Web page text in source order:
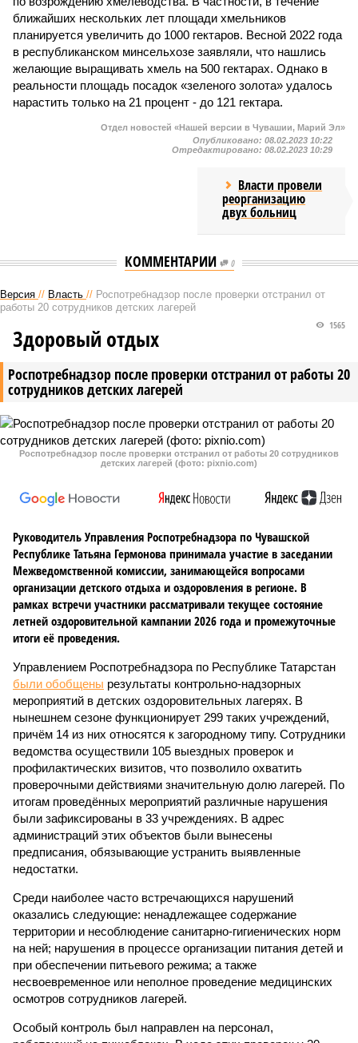
ближайших нескольких лет площади хмельников
планируется увеличить до 1000 гектаров. Весной 2022 года
в республиканском минсельхозе заявляли, что нашлись
желающие выращивать хмель на 500 гектарах. Однако в
реальности площадь посадок «зеленого золота» удалось
нарастить только на 21 процент - до 121 гектара.
Отдел новостей «Нашей версии в Чувашии, Марий Эл»
Опубликовано: 08.02.2023 10:22
Отредактировано: 08.02.2023 10:29
Власти провели
реорганизацию
двух больниц
КОММЕНТАРИИ 0
Версия // Власть // Роспотребнадзор после проверки отстранил от
работы 20 сотрудников детских лагерей
Роспотребнадзор после проверки отстранил от работы 20
сотрудников детских лагерей
1565
Здоровый отдых
Роспотребнадзор после проверки отстранил от работы 20 сотрудников
детских лагерей (фото: pixnio.com)
Руководитель Управления Роспотребнадзора по Чувашской
Республике Татьяна Гермонова принимала участие в заседании
Межведомственной комиссии, занимающейся вопросами
организации детского отдыха и оздоровления в регионе. В
рамках встречи участники рассматривали текущее состояние
летней оздоровительной кампании 2026 года и промежуточные
итоги её проведения.
Управлением Роспотребнадзора по Республике Татарстан
были обобщены результаты контрольно-надзорных
мероприятий в детских оздоровительных лагерях. В
нынешнем сезоне функционирует 299 таких учреждений,
причём 14 из них относятся к загородному типу. Сотрудники
ведомства осуществили 105 выездных проверок и
профилактических визитов, что позволило охватить
проверочными действиями значительную долю лагерей. По
итогам проведённых мероприятий различные нарушения
были зафиксированы в 33 учреждениях. В адрес
администраций этих объектов были вынесены
предписания, обязывающие устранить выявленные
недостатки.
Среди наиболее часто встречающихся нарушений
оказались следующие: ненадлежащее содержание
территории и несоблюдение санитарно-гигиенических норм
на ней; нарушения в процессе организации питания детей и
при обеспечении питьевого режима; а также
несвоевременное или неполное проведение медицинских
осмотров сотрудников лагерей.
Особый контроль был направлен на персонал,